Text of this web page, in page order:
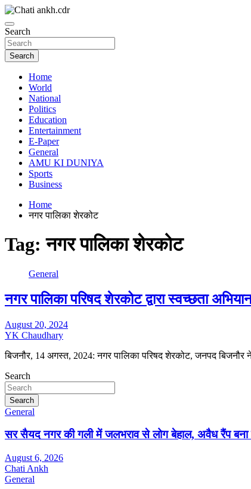
Skip
to
content
Chatiankh
News Paper
Search
Search
Home
World
National
Politics
Education
Entertainment
E-Paper
General
AMU KI DUNIYA
Sports
Business
Home
नगर पालिका शेरकोट
Tag:नगर पालिका शेरकोट
General
नगर पालिका परिषद शेरकोट द्वारा स्वच्छता
August 20, 2024
YK Chaudhary
बिजनौर, 14 अगस्त, 2024: नगर पालिका परिषद शेरकोट, जनपद
Search
Search
General
सर सैयद नगर की गली में जलभराव से लोग बेहाल, अवैध रैंप बना
August 6, 2026
Chati Ankh
General